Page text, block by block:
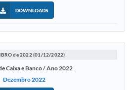
DOWNLOADS
de 2022 (01/12/2022)
Caixa e Banco / Ano 2022
Dezembro 2022